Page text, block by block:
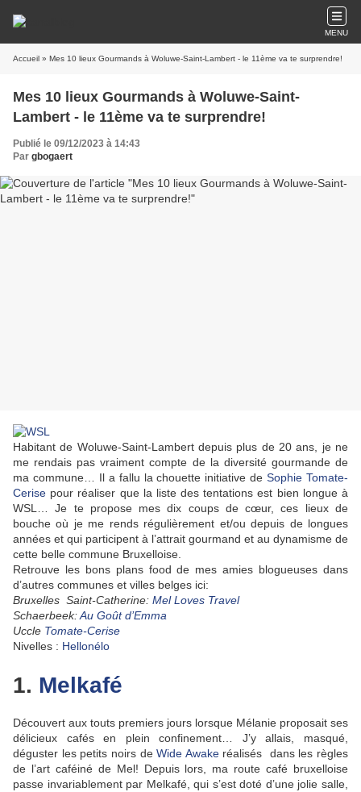
MENU
Accueil » Mes 10 lieux Gourmands à Woluwe-Saint-Lambert - le 11ème va te surprendre!
Mes 10 lieux Gourmands à Woluwe-Saint-
Lambert - le 11ème va te surprendre!
Publié le 09/12/2023 à 14:43
Par gbogaert
Habitant de Woluwe-Saint-Lambert depuis plus de 20 ans, je ne
me rendais pas vraiment compte de la diversité gourmande de
ma commune… Il a fallu la chouette initiative deSophie Tomate-
Cerise pour réaliser que la liste des tentations est bien longue à
WSL… Je te propose mes dix coups de cœur, ces lieux de
bouche où je me rends régulièrement et/ou depuis de longues
années et qui participent à l’attrait gourmand et au dynamisme de
cette belle commune Bruxelloise.
Retrouve les bons plans food de mes amies blogueuses dans
d’autres communes et villes belges ici:
Bruxelles Saint-Catherine: Mel Loves Travel
Schaerbeek:Au Goût d’Emma
Uccle Tomate-Cerise
Nivelles : Hellonélo
1. Melkafé
Découvert aux touts premiers jours lorsque Mélanie proposait ses
délicieux cafés en plein confinement… J’y allais, masqué,
déguster les petits noirs deWide Awakeréalisés dans les règles
de l’art caféiné de Mel! Depuis lors, ma route café bruxelloise
passe invariablement par Melkafé, qui s’est doté d’une jolie salle,